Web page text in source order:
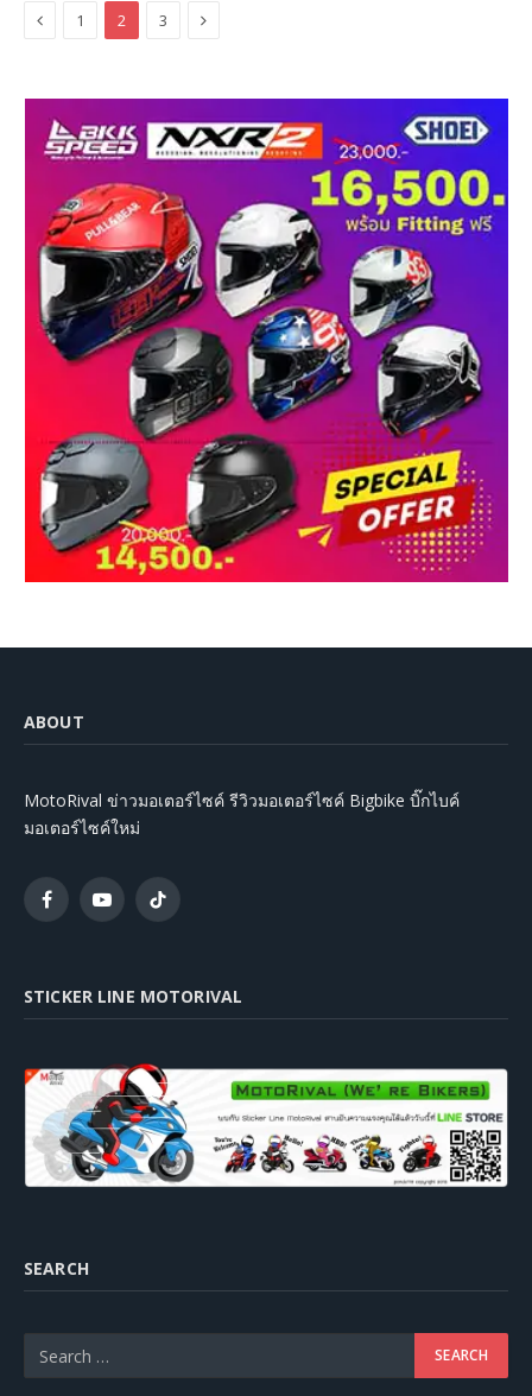
Previous
1 2 3 Next
ABOUT
MotoRival ข่าวมอเตอร์ไซค์ รีวิวมอเตอร์ไซค์ Bigbike บิ๊กไบค์
มอเตอร์ไซค์ใหม่
FacebookYouTubeTikTok
STICKER LINE MOTORIVAL
SEARCH